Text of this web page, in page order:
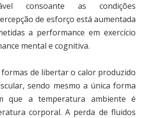
consoante as condições
de esforço está aumentada
a performance em exercício
mental e cognitiva.
formas de libertar o calor produzido
sendo mesmo a única forma
que a temperatura ambiente é
corporal. A perda de fluidos